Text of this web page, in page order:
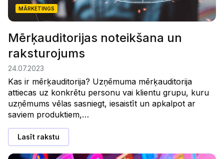
MĀRKETINGS
Mērķauditorijas noteikšana un
raksturojums
24.07.2023
Kas ir mērķauditorija? Uzņēmuma mērķauditorija
attiecas uz konkrētu personu vai klientu grupu, kuru
uzņēmums vēlas sasniegt, iesaistīt un apkalpot ar
saviem produktiem,…
Lasīt rakstu